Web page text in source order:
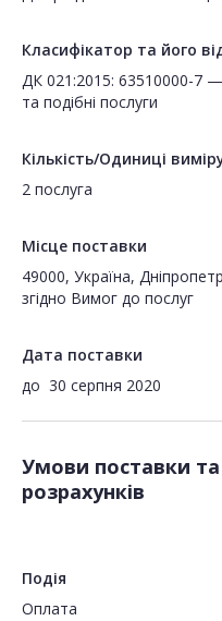
Класифікатор та його
ДК 021:2015: 63510000-7
та подібні послуги
Кількість/Одиниці
2 послуга
Місце поставки
49000, Україна,
згідно Вимог до послуг
Дата поставки
до 30 серпня 2020
Умови поставки та
розрахунків
Подія
Оплата